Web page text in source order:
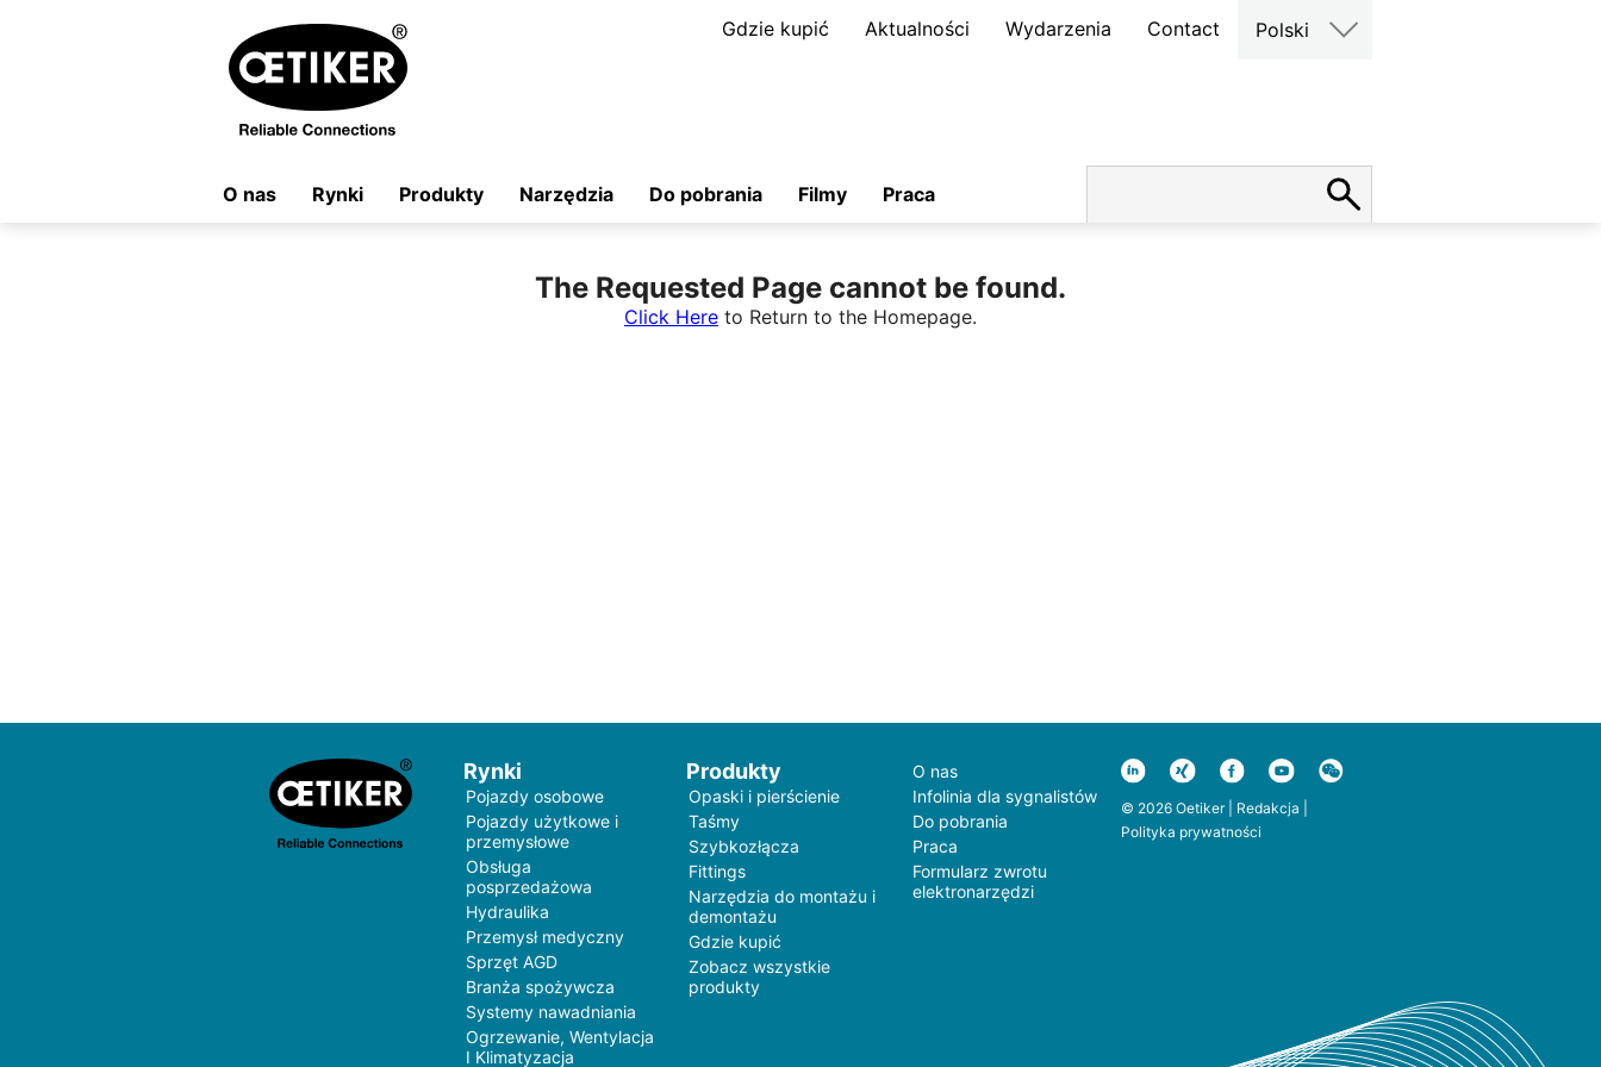
Gdzie kupić Aktualności Wydarzenia Contact Polski
O nas Rynki Produkty Narzędzia Do pobrania Filmy Praca
The Requested Page cannot be found.
Click Here to Return to the Homepage.
Rynki
Pojazdy osobowe
Pojazdy użytkowe i
przemysłowe
Obsługa
posprzedażowa
Hydraulika
Przemysł medyczny
Sprzęt AGD
Branża spożywcza
Systemy nawadniania
Ogrzewanie, Wentylacja
I Klimatyzacja
Produkty
Opaski i pierścienie
Taśmy
Szybkozłącza
Fittings
Narzędzia do montażu i
demontażu
Gdzie kupić
Zobacz wszystkie
produkty
O nas
Infolinia dla sygnalistów
Do pobrania
Praca
Formularz zwrotu
elektronarzędzi
© 2026 Oetiker | Redakcja
Polityka prywatności